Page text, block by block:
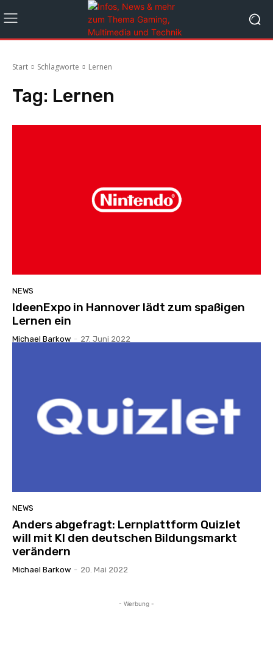
Start Schlagworte Lernen
Tag: Lernen
NEWS
IdeenExpo in Hannover lädt zum spaßigen
Lernen ein
Michael Barkow - 27. Juni 2022
NEWS
Anders abgefragt: Lernplattform Quizlet
will mit KI den deutschen Bildungsmarkt
verändern
Michael Barkow - 20. Mai 2022
- Werbung -